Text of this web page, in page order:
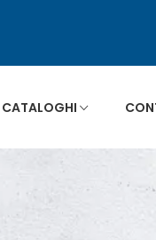
CATALOGHI